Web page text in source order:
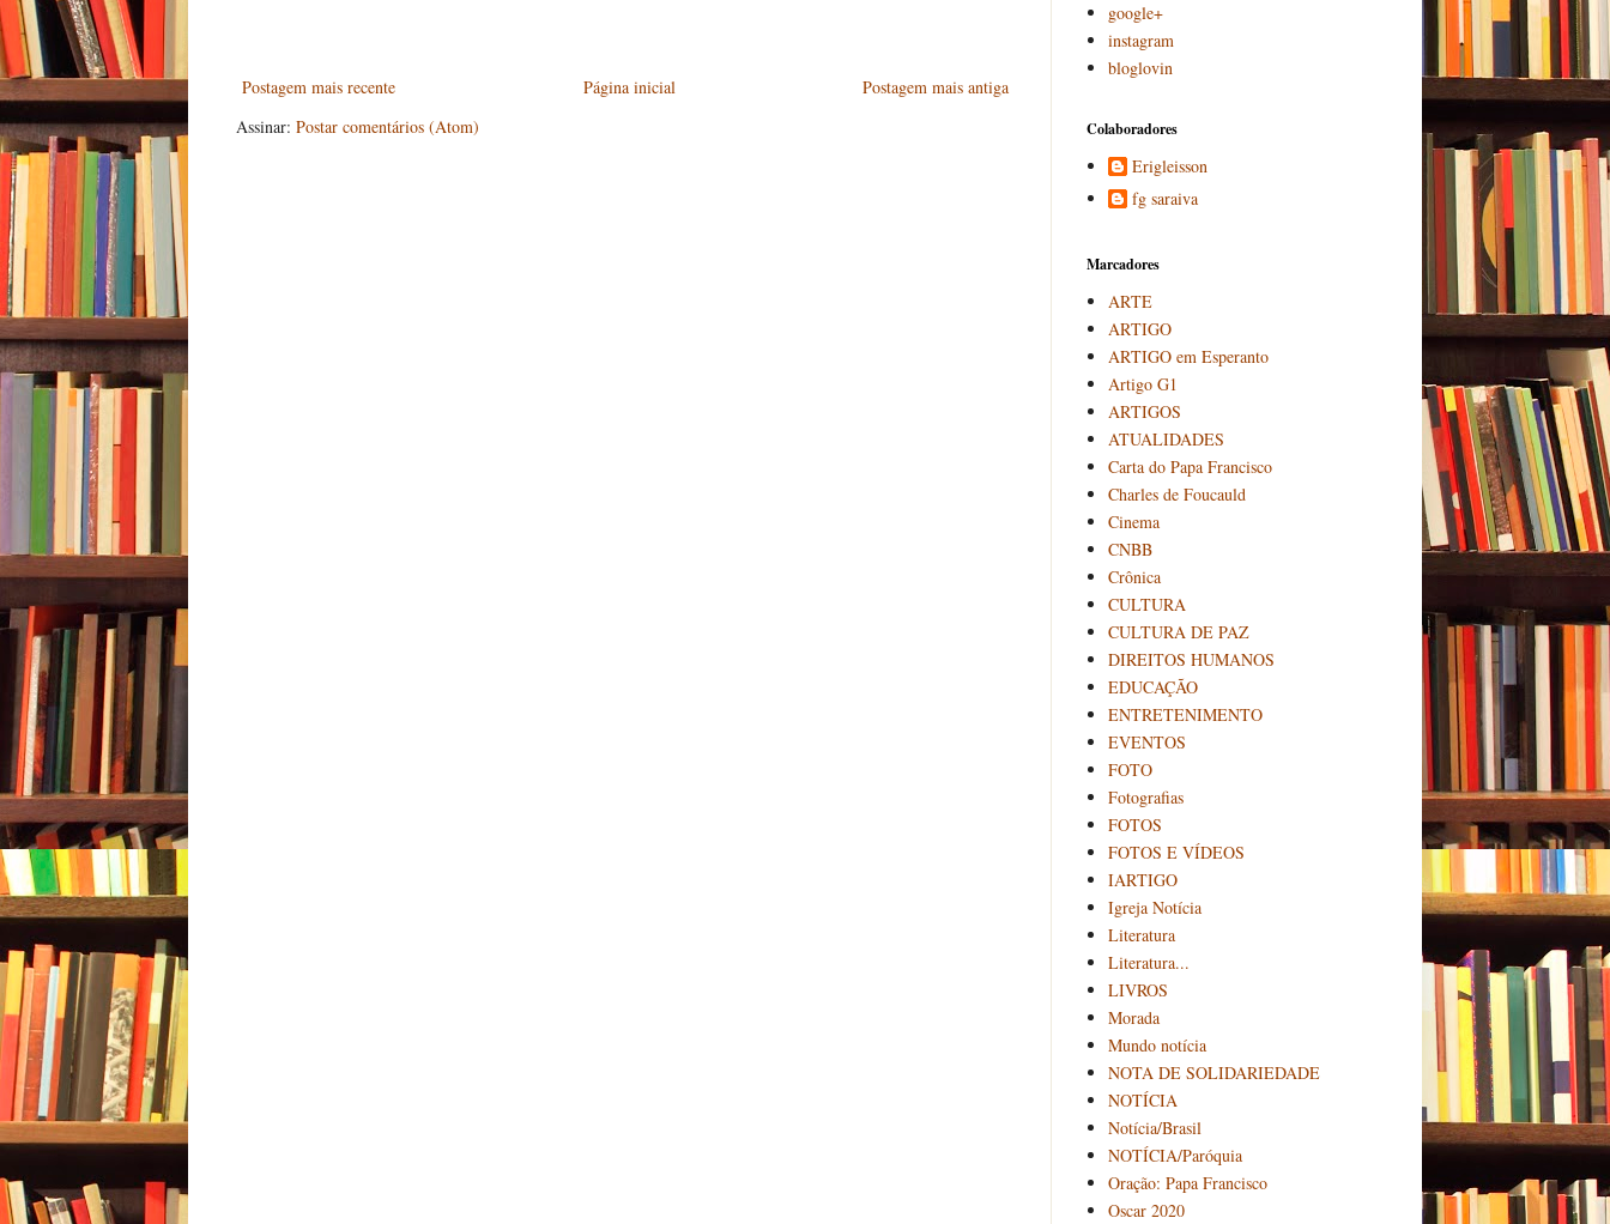
Postagem mais recente Postagem mais antiga
Página inicial
Assinar: Postar comentários (Atom)
google+
instagram
bloglovin
Colaboradores
Erigleisson
fg saraiva
Marcadores
ARTE
ARTIGO
ARTIGO em Esperanto
Artigo G1
ARTIGOS
ATUALIDADES
Carta do Papa Francisco
Charles de Foucauld
Cinema
CNBB
Crônica
CULTURA
CULTURA DE PAZ
DIREITOS HUMANOS
EDUCAÇÃO
ENTRETENIMENTO
EVENTOS
FOTO
Fotografias
FOTOS
FOTOS E VÍDEOS
IARTIGO
Igreja Notícia
Literatura
Literatura...
LIVROS
Morada
Mundo notícia
NOTA DE SOLIDARIEDADE
NOTÍCIA
Notícia/Brasil
NOTÍCIA/Paróquia
Oração: Papa Francisco
Oscar 2020